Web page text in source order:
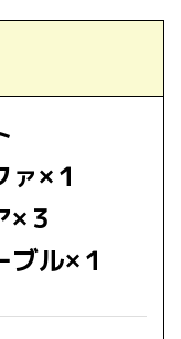
×１
３
ル×１